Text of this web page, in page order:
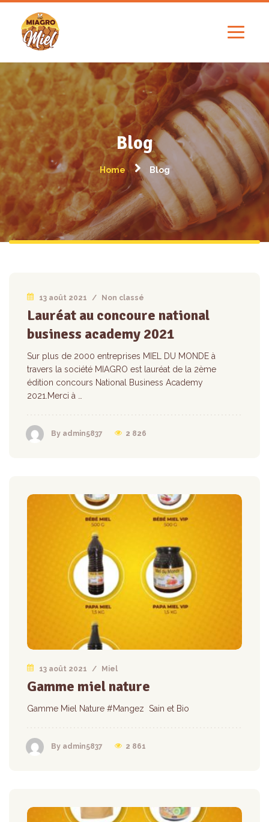
Blog
Home Blog
13 août 2021 / Non classé
Lauréat au concoure national
business academy 2021
Sur plus de 2000 entreprises MIEL DU MONDE à
travers la société MIAGRO est lauréat de la 2ème
édition concours National Business Academy
2021.Merci à …
By admin5837 2 826
13 août 2021 / Miel
Gamme miel nature
Gamme Miel Nature #Mangez Sain et Bio
By admin5837 2 861